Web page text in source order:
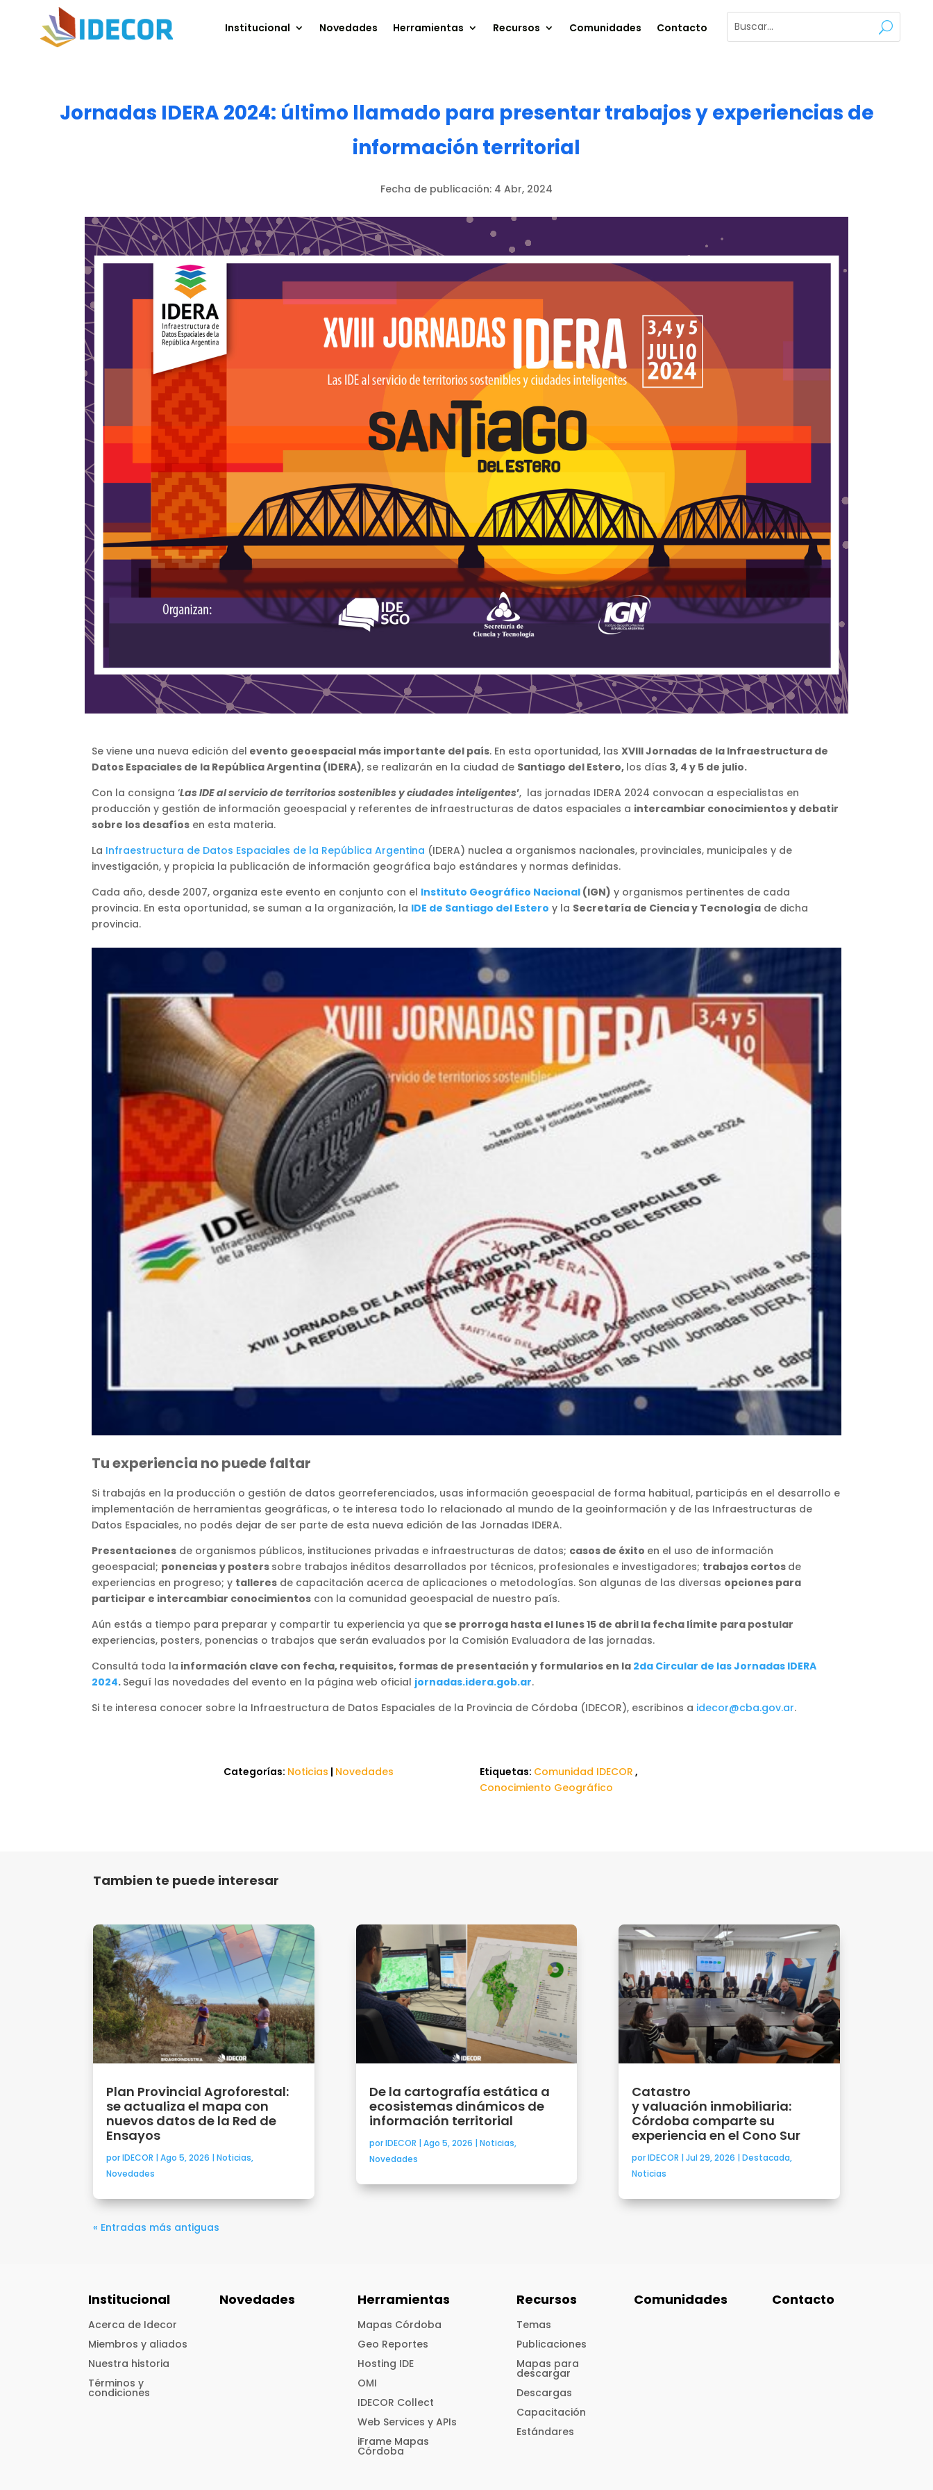
Institucional Novedades Herramientas Recursos Comunidades Contacto
Jornadas IDERA 2024: último llamado para presentar trabajos y experiencias de
información territorial
Fecha de publicación: 4 Abr, 2024
Se viene una nueva edición del evento geoespacial más importante del país. En esta oportunidad, las XVIII Jornadas de la Infraestructura de
Datos Espaciales de la República Argentina (IDERA), se realizarán en la ciudad de Santiago del Estero, los días 3, 4 y 5 de julio.
Con la consigna ‘Las IDE al servicio de territorios sostenibles y ciudades inteligentes’, las jornadas IDERA 2024 convocan a especialistas en
producción y gestión de información geoespacial y referentes de infraestructuras de datos espaciales a intercambiar conocimientos y debatir
sobre los desafíos en esta materia.
La Infraestructura de Datos Espaciales de la República Argentina (IDERA) nuclea a organismos nacionales, provinciales, municipales y de
investigación, y propicia la publicación de información geográfica bajo estándares y normas definidas.
Cada año, desde 2007, organiza este evento en conjunto con el Instituto Geográfico Nacional (IGN) y organismos pertinentes de cada
provincia. En esta oportunidad, se suman a la organización, la IDE de Santiago del Estero y la Secretaría de Ciencia y Tecnología de dicha
provincia.
Tu experiencia no puede faltar
Si trabajás en la producción o gestión de datos georreferenciados, usas información geoespacial de forma habitual, participás en el desarrollo e
implementación de herramientas geográficas, o te interesa todo lo relacionado al mundo de la geoinformación y de las Infraestructuras de
Datos Espaciales, no podés dejar de ser parte de esta nueva edición de las Jornadas IDERA.
Presentaciones de organismos públicos, instituciones privadas e infraestructuras de datos; casos de éxito en el uso de información
geoespacial; ponencias y posters sobre trabajos inéditos desarrollados por técnicos, profesionales e investigadores; trabajos cortos de
experiencias en progreso; y talleres de capacitación acerca de aplicaciones o metodologías. Son algunas de las diversas opciones para
participar e intercambiar conocimientos con la comunidad geoespacial de nuestro país.
Aún estás a tiempo para preparar y compartir tu experiencia ya que se prorroga hasta el lunes 15 de abril la fecha límite para postular
experiencias, posters, ponencias o trabajos que serán evaluados por la Comisión Evaluadora de las jornadas.
Consultá toda la información clave con fecha, requisitos, formas de presentación y formularios en la 2da Circular de las Jornadas IDERA
2024. Seguí las novedades del evento en la página web oficial jornadas.idera.gob.ar.
Si te interesa conocer sobre la Infraestructura de Datos Espaciales de la Provincia de Córdoba (IDECOR), escribinos a idecor@cba.gov.ar.
Categorías: Noticias | Novedades Etiquetas: Comunidad IDECOR ,
Conocimiento Geográfico
Tambien te puede interesar
Plan Provincial Agroforestal:
se actualiza el mapa con
nuevos datos de la Red de
Ensayos
porIDECOR |Ago 5, 2026 |Noticias,
Novedades
De la cartografía estática a
ecosistemas dinámicos de
información territorial
porIDECOR | Ago 5, 2026 | Noticias,
Novedades
Catastro
y valuación inmobiliaria:
Córdoba comparte su
experiencia en el Cono Sur
porIDECOR | Jul 29, 2026 | Destacada,
Noticias
« Entradas más antiguas
Institucional
Acerca de Idecor
Miembros y aliados
Nuestra historia
Términos y
condiciones
Novedades Herramientas
Mapas Córdoba
Geo Reportes
Hosting IDE
OMI
IDECOR Collect
Web Services y APIs
iFrame Mapas
Córdoba
Recursos
Temas
Publicaciones
Mapas para
descargar
Descargas
Capacitación
Estándares
Comunidades Contacto